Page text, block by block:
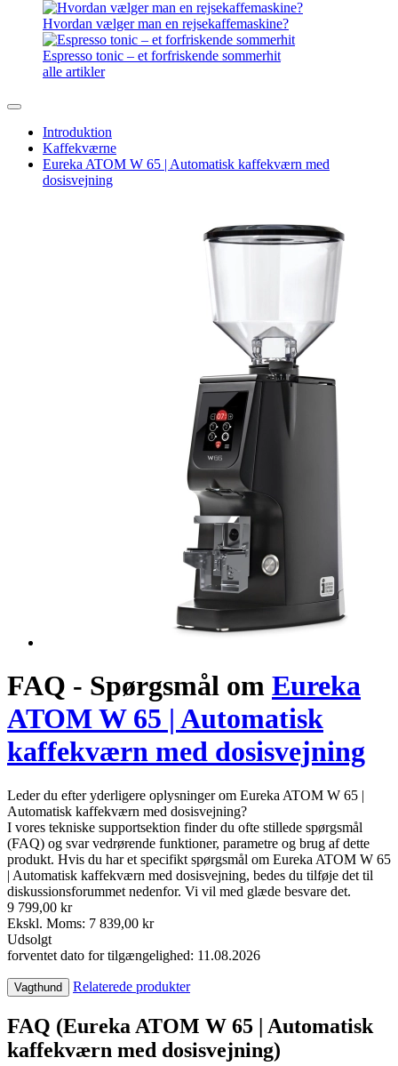
Hvordan vælger man en rejsekaffemaskine?
Espresso tonic – et forfriskende sommerhit
alle artikler
Introduktion
Kaffekværne
Eureka ATOM W 65 | Automatisk kaffekværn med
dosisvejning
FAQ - Spørgsmål om Eureka
ATOM W 65 | Automatisk
kaffekværn med dosisvejning
Leder du efter yderligere oplysninger om Eureka ATOM W 65 |
Automatisk kaffekværn med dosisvejning?
I vores tekniske supportsektion finder du ofte stillede spørgsmål
(FAQ) og svar vedrørende funktioner, parametre og brug af dette
produkt. Hvis du har et specifikt spørgsmål om Eureka ATOM W 65
| Automatisk kaffekværn med dosisvejning, bedes du tilføje det til
diskussionsforummet nedenfor. Vi vil med glæde besvare det.
9 799,00 kr
Ekskl. Moms: 7 839,00 kr
Udsolgt
forventet dato for tilgængelighed: 11.08.2026
Vagthund Relaterede produkter
FAQ (Eureka ATOM W 65 | Automatisk
kaffekværn med dosisvejning)